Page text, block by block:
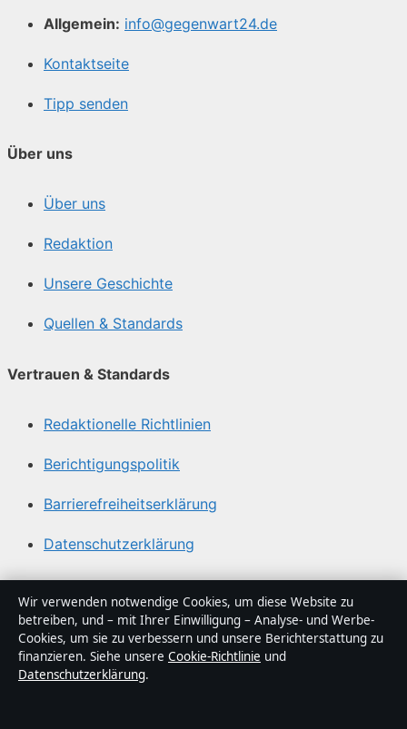
Allgemein: info@gegenwart24.de
Kontaktseite
Tipp senden
Über uns
Über uns
Redaktion
Unsere Geschichte
Quellen & Standards
Vertrauen & Standards
Redaktionelle Richtlinien
Berichtigungspolitik
Barrierefreiheitserklärung
Datenschutzerklärung
Über Gegenwart24 in Kürze
Gegenwart24 ist ein unabhängiger digitaler
Nachrichtenanbieter mit Fokus auf Politik, Wirtschaft,
Technik und Gesellschaft in Deutschland. Jeder Artikel
Wir verwenden notwendige Cookies, um diese Website zu
betreiben, und – mit Ihrer Einwilligung – Analyse- und Werbe-
Cookies, um sie zu verbessern und unsere Berichterstattung zu
finanzieren. Siehe unsere Cookie-Richtlinie und
Datenschutzerklärung.